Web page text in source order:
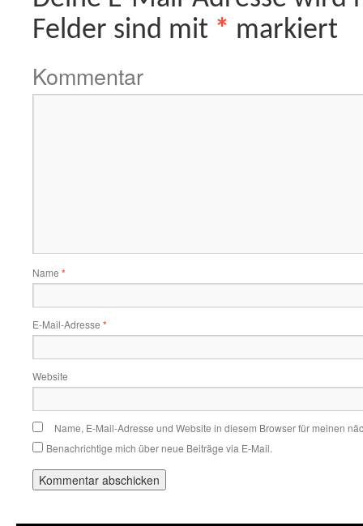
Felder sind mit * markiert
Kommentar
Name *
E-Mail-Adresse *
Website
Name, E-Mail-Adresse und Website in diesem Browser für meinen
Benachrichtige mich über neue Beiträge via E-Mail.